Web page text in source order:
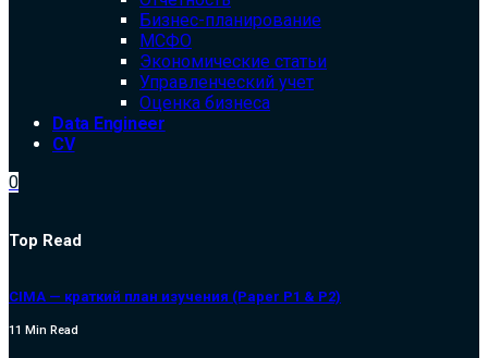
Бизнес-планирование
МСФО
Экономические статьи
Управленческий учет
Оценка бизнеса
Data Engineer
CV
0
Top Read
CIMA — краткий план изучения (Paper P1 & P2)
11 Min Read